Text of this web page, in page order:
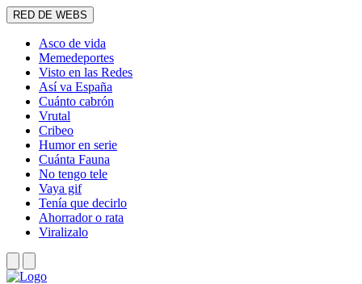
RED DE WEBS
Asco de vida
Memedeportes
Visto en las Redes
Así va España
Cuánto cabrón
Vrutal
Cribeo
Humor en serie
Cuánta Fauna
No tengo tele
Vaya gif
Tenía que decirlo
Ahorrador o rata
Viralizalo